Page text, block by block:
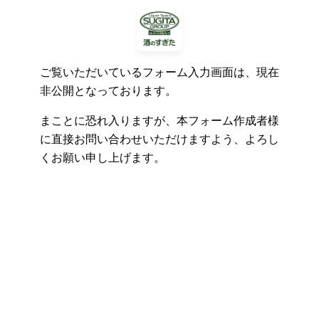
ご覧いただいているフォーム入力画面は、現在
非公開となっております。
まことに恐れ入りますが、本フォーム作成者様
に直接お問い合わせいただけますよう、よろし
くお願い申し上げます。